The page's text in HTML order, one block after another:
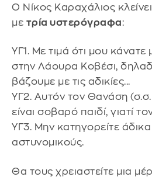
Ο Νίκος Καραχάλιος
με τρία υστερόγραφα:
ΥΓ1. Με τιμά ότι μου
στην Λάουρα Κοβέσι,
βάζουμε με τις αδικίες...
ΥΓ2. Αυτόν τον Θανάση
είναι σοβαρό παιδί, γιατί
ΥΓ3. Μην κατηγορείτε
αστυνομικούς.
Θα τους χρειαστείτε μια